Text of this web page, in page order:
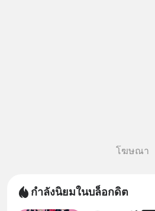
โฆษณา
กำลังนิยมในบล็อกดิต